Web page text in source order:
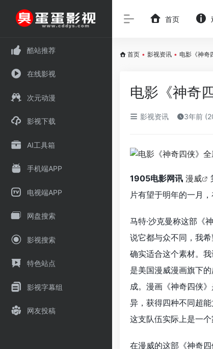
酷站推荐
在线影视
次元动漫
影视下载
AI工具箱
手机端APP
电视端APP
网盘搜索
影视搜索
特色站点
影视字幕组
网友投稿
首页
首页 • 影视资讯 • 电影《神奇
电影《神奇
影视资讯 3年前
1905电影网讯 漫威
片有望于明年的一月
马特·沙克曼称这部《
说它都与众不同，我
确实适合这个素材。
是美国漫威漫画旗下
成。漫画《神奇四侠
异，获得四种不同超
这支队伍实际上是一
在漫威的这部《神奇